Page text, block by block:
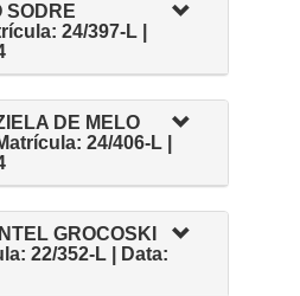
SODRE
24/397-L |
DE MELO
24/406-L |
GROCOSKI
22/352-L | Data: